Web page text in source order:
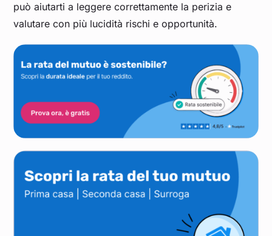
può aiutarti a leggere correttamente la perizia e
valutare con più lucidità rischi e opportunità.